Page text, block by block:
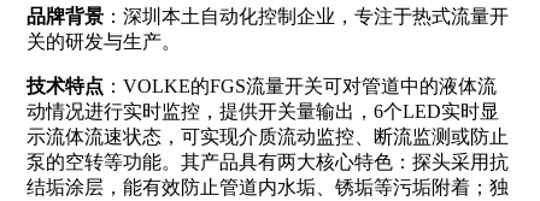
品牌背景：深圳本土自动化控制企业，专注于热式流量开
关的研发与生产。
技术特点 ：VOLKE的FGS流量开关可对管道中的液体流
动情况进行实时监控，提供开关量输出，6个LED实时显
示流体流速状态，可实现介质流动监控、断流监测或防止
泵的空转等功能。其产品具有两大核心特色：探头采用抗
结垢涂层，能有效防止管道内水垢、锈垢等污垢附着；独